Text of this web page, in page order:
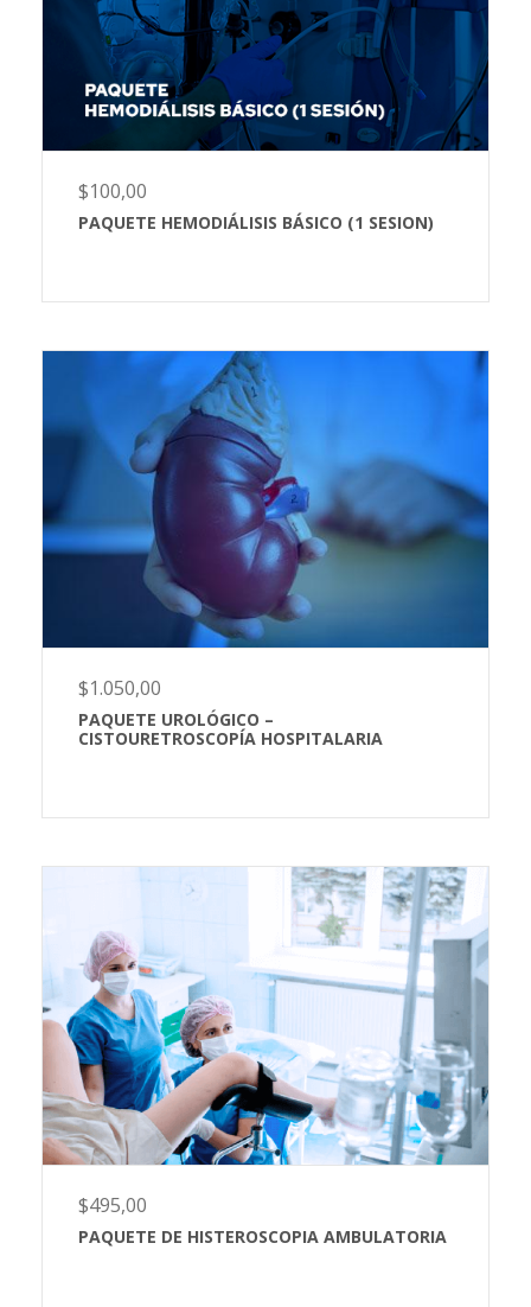
$100,00
PAQUETE HEMODIÁLISIS BÁSICO (1 SESION)
$1.050,00
PAQUETE UROLÓGICO –
CISTOURETROSCOPÍA HOSPITALARIA
$495,00
PAQUETE DE HISTEROSCOPIA AMBULATORIA